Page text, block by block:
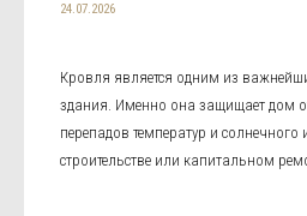
24.07.2026
Кровля является одним из
здания. Именно она защищает дом
перепадов температур и
строительстве или капитальном